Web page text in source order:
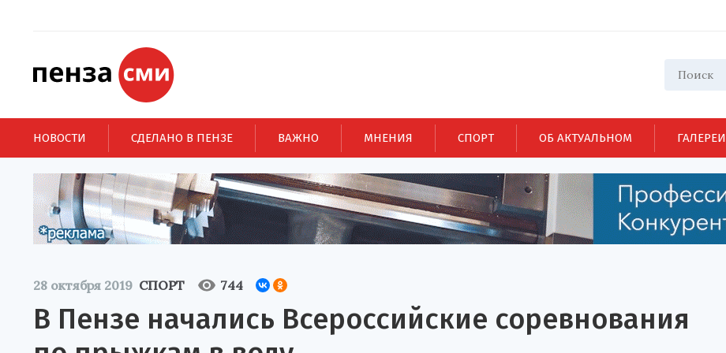
НОВОСТИ СДЕЛАНО В ПЕНЗЕ ВАЖНО МНЕНИЯ СПОРТ ОБ АКТУАЛЬНОМ ГАЛЕРЕИ
28 октября 2019 СПОРТ 744
В Пензе начались Всероссийские соревнования